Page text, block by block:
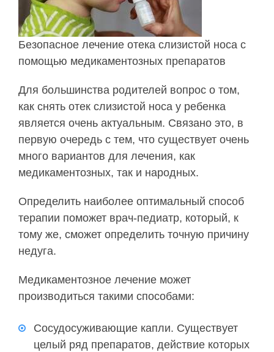
Безопасное лечение отека слизистой носа с
помощью медикаментозных препаратов
Для большинства родителей вопрос о том,
как снять отек слизистой носа у ребенка
является очень актуальным. Связано это, в
первую очередь с тем, что существует очень
много вариантов для лечения, как
медикаментозных, так и народных.
Определить наиболее оптимальный способ
терапии поможет врач-педиатр, который, к
тому же, сможет определить точную причину
недуга.
Медикаментозное лечение может
производиться такими способами:
Сосудосуживающие капли. Существует
целый ряд препаратов, действие которых